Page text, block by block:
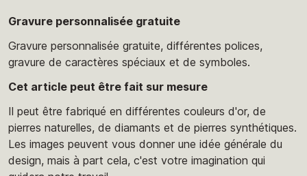
Gravure personnalisée gratuite
Gravure personnalisée gratuite, différentes polices,
gravure de caractères spéciaux et de symboles.
Cet article peut être fait sur mesure
Il peut être fabriqué en différentes couleurs d'or, de
pierres naturelles, de diamants et de pierres synthétiques.
Les images peuvent vous donner une idée générale du
design, mais à part cela, c'est votre imagination qui